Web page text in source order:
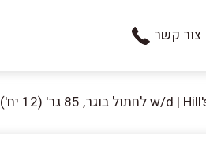
צור קשר